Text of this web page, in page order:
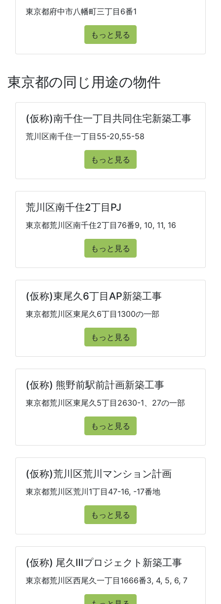
東京都府中市八幡町三丁目6番1
もっと見る
東京都の同じ用途の物件
(仮称)南千住一丁目共同住宅新築工事
荒川区南千住一丁目55-20,55-58
もっと見る
荒川区南千住2丁目PJ
東京都荒川区南千住2丁目76番9, 10, 11, 16
もっと見る
(仮称)東尾久6丁目AP新築工事
東京都荒川区東尾久6丁目1300の一部
もっと見る
(仮称) 熊野前駅前計画新築工事
東京都荒川区東尾久5丁目2630-1、27の一部
もっと見る
(仮称)荒川区荒川マンション計画
東京都荒川区荒川1丁目47-16, -17番地
もっと見る
(仮称) 尾久Ⅲプロジェクト新築工事
東京都荒川区西尾久一丁目1666番3, 4, 5, 6, 7